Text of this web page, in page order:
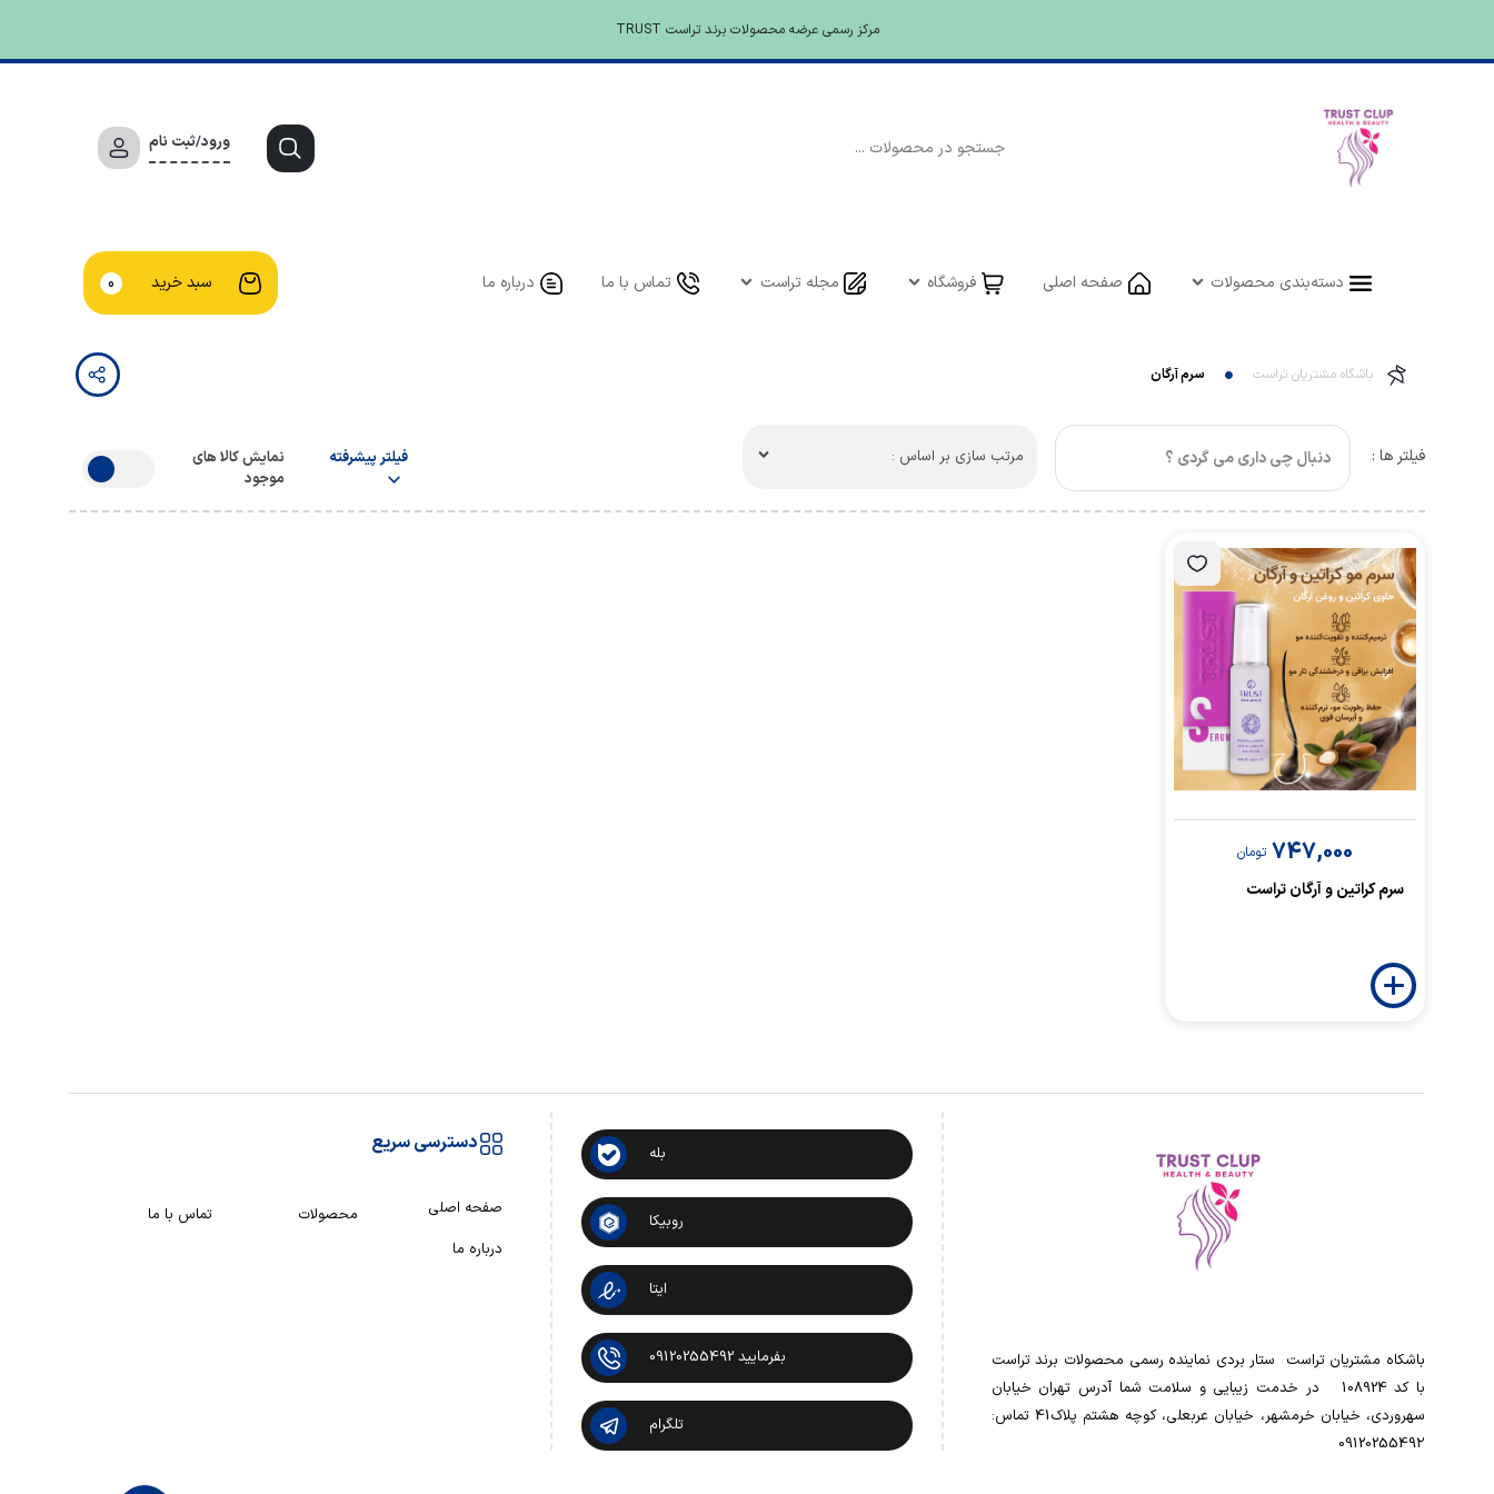
مرکز رسمی عرضه محصولات برند تراست TRUST
ورود/ثبت نام
دسته‌بندی محصولات صفحه اصلی فروشگاه مجله تراست تماس با ما درباره ما سبد خرید 0
باشگاه مشتریان تراست سرم آرگان
فیلتر ها : مرتب سازی بر اساس : فیلتر پیشرفته
نمایش کالا های
موجود
747,000 تومان
سرم کراتین و آرگان تراست
باشکاه مشتریان تراست ‌ ‌ستار بردی نماینده رسمی محصولات برند تراست
با کد 108924 ‌ ‌ در خدمت زیبایی و سلامت شما آدرس تهران خیابان
سهروردی، خیابان خرمشهر، خیابان عربعلی، کوچه هشتم پلاک41 تماس:
0912025549۲
بله
روبیکا
ایتا
بفرمایید 09120255492
تلگرام
دسترسی سریع
صفحه اصلی محصولات
تماس با ما
درباره ما